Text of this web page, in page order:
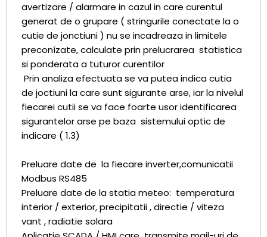
avertizare / alarmare in cazul in care curentul
generat de o grupare ( stringurile conectate la o
cutie de jonctiuni ) nu se incadreaza in limitele
preconízate, calculate prin prelucrarea statistica
si ponderata a tuturor curentilor
Prin analiza efectuata se va putea indica cutia
de joctiuni la care sunt sigurante arse, iar la nivelul
fiecarei cutii se va face foarte usor identificarea
sigurantelor arse pe baza sistemului optic de
indicare ( 1.3)
Preluare date de la fiecare inverter,comunicatii
Modbus RS485
Preluare date de la statia meteo: temperatura
interior / exterior, precipitatii , directie / viteza
vant , radiatie solara